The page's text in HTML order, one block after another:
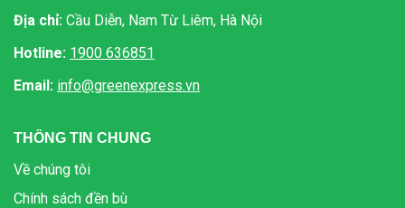
Địa chỉ: Cầu Diễn, Nam Từ Liêm, Hà Nội
Hotline: 1900 636851
Email: info@greenexpress.vn
THÔNG TIN CHUNG
Về chúng tôi
Chính sách đền bù